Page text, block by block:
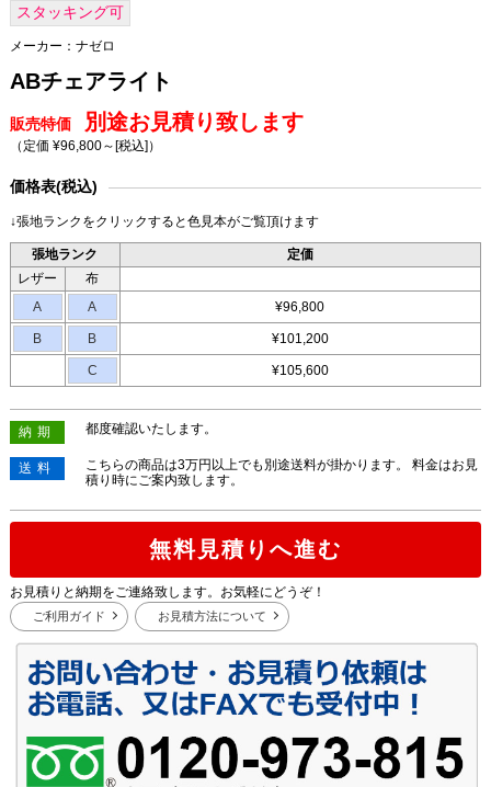
スタッキング可
メーカー： ナゼロ
ABチェアライト
販売特価 別途お見積り致します
（定価 ¥96,800～ [税込] ）
価格表(税込)
↓張地ランクをクリックすると色見本がご覧頂けます
張地ランク
定価
レザー
布
A
A ¥96,800
B B ¥101,200
C ¥105,600
納期 都度確認いたします。
送料
こちらの商品は3万円以上でも別途送料が掛かります。 料金はお見
積り時にご案内致します。
無料見積りへ進む
お見積りと納期をご連絡致します。お気軽にどうぞ！
ご利用ガイド お見積方法について